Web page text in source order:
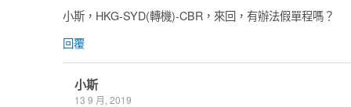
小斯，HKG-SYD(轉機)-CBR，來回，有辦法假單程嗎？
回覆
小斯
13 9 月, 2019